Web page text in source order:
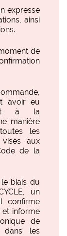
expresse
ainsi
de
avoir eu
à la
manière
les
visés aux
de la
biais du
un
confirme
et informe
de
dans les